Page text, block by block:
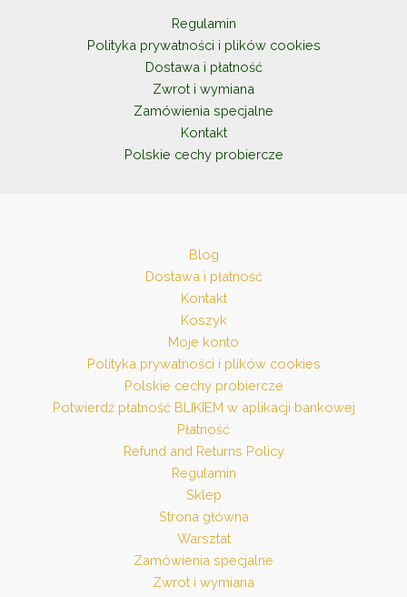
Regulamin
Polityka prywatności i plików cookies
Dostawa i płatność
Zwrot i wymiana
Zamówienia specjalne
Kontakt
Polskie cechy probiercze
Blog
Dostawa i płatność
Kontakt
Koszyk
Moje konto
Polityka prywatności i plików cookies
Polskie cechy probiercze
Potwierdź płatność BLIKIEM w aplikacji bankowej
Płatność
Refund and Returns Policy
Regulamin
Sklep
Strona główna
Warsztat
Zamówienia specjalne
Zwrot i wymiana